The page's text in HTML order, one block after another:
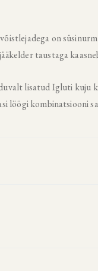
on
taustaga
lisatud Igluti kuju
löögi kombinatsiooni